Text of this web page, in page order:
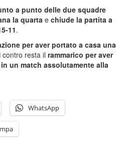
a punto delle due squadre
la quarta e chiude la partita a
11.
per aver portato a casa una
resta il rammarico per aver
un match assolutamente alla
WhatsApp